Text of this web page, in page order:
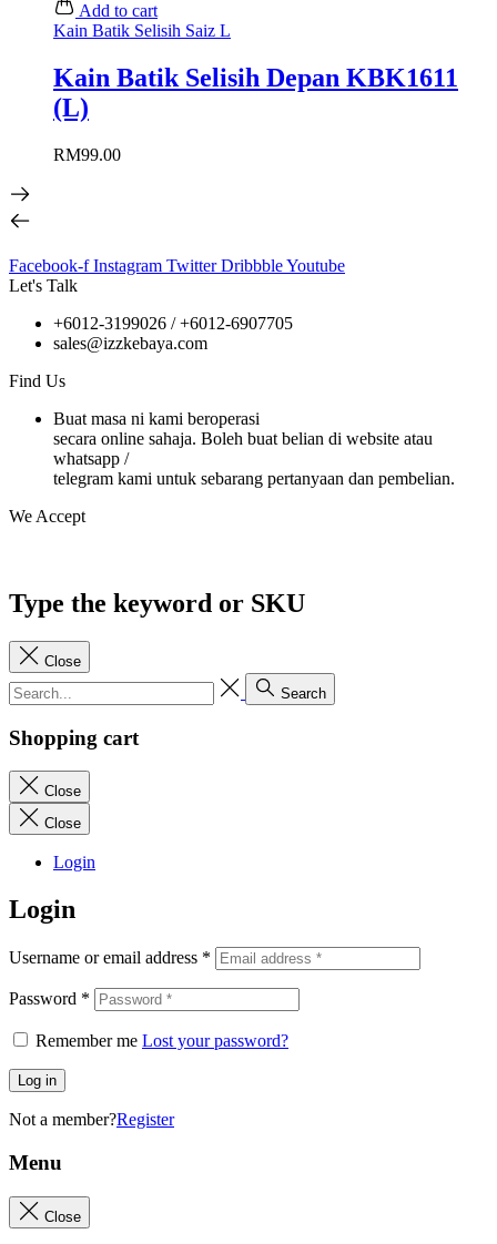
Add to cart
Kain Batik Selisih Saiz L
Kain Batik Selisih Depan KBK1611
(L)
RM99.00
Facebook-f Instagram Twitter DribbbleYoutube
Let's Talk
+6012-3199026 / +6012-6907705
sales@izzkebaya.com
Find Us
Buat masa ni kami beroperasi
secara online sahaja. Boleh buat belian di website atau
whatsapp /
telegram kami untuk sebarang pertanyaan dan pembelian.
We Accept
Type the keyword or SKU
Close
Search
Shopping cart
Close
Close
Login
Login
Username or email address *
Password *
Remember me Lost your password?
Log in
Not a member?Register
Menu
Close